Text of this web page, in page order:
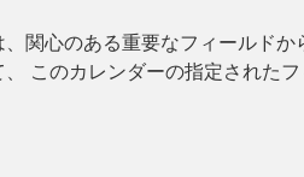
関心のある重要なフィールド
このカレンダーの指定された